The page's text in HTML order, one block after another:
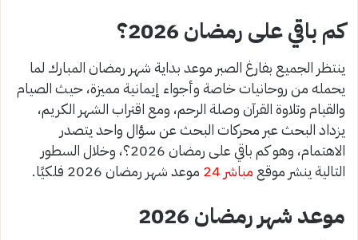
كم باقي على رمضان 2026؟
ينتظر الجميع بفارغ الصبر موعد بداية شهر رمضان المبارك لما
يحمله من روحانيات خاصة وأجواء إيمانية مميزة، حيث الصيام
والقيام وتلاوة القرآن وصلة الرحم، ومع اقتراب الشهر الكريم،
يزداد البحث عبر محركات البحث عن سؤال واحد يتصدر
الاهتمام، وهو كم باقي على رمضان 2026؟، وخلال السطور
التالية ينشر موقع مباشر 24 موعد شهر رمضان 2026 فلكيًا.
موعد شهر رمضان 2026